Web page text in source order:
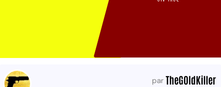
par TheG0ldKiller